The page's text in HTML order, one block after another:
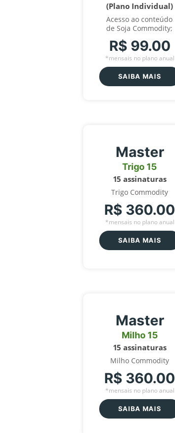
(Plano Individual)
Acesso ao conteúdo
de Soja Commodity;
R$ 99.00
*mensais no plano anual
SAIBA MAIS
Master
Trigo 15
15 assinaturas
Trigo Commodity
R$ 360.00
*mensais no plano anual
SAIBA MAIS
Master
Milho 15
15 assinaturas
Milho Commodity
R$ 360.00
*mensais no plano anual
SAIBA MAIS